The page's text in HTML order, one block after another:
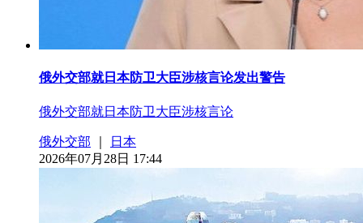
俄外交部就日本防卫大臣涉核言论发出警告
俄外交部就日本防卫大臣涉核言论
俄外交部
日本
2026年07月28日 17:44